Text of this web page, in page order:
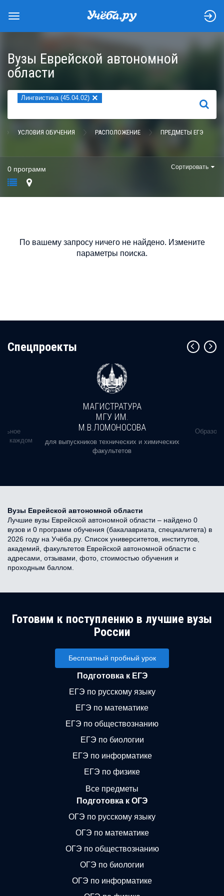
Вузы Еврейской автономной
области
Лингвистика (45.04.02) ×
НАЙТИ
УСЛОВИЯ ОБУЧЕНИЯ РАСПОЛОЖЕНИЕ ПРЕДМЕТЫ ЕГЭ
0 программ Сортировать
По вашему запросу ничего не найдено. Измените
параметры поиска.
Cпецпроекты
в каждом
МАГИСТРАТУРА
МГУ ИМ.
М.В.ЛОМОНОСОВА
для выпускников технических и химических
факультетов
Вузы Еврейской автономной области
Лучшие вузы Еврейской автономной области – найдено 0
вузов и 0 программ обучения (бакалавриата, специалитета) в
2026 году на Учёба.ру. Список университетов, институтов,
академий, факультетов Еврейской автономной области с
адресами, отзывами, фото, стоимостью обучения и
проходным баллом.
Готовим к поступлению в лучшие вузы
России
Бесплатный пробный урок
Подготовка к ЕГЭ
ЕГЭ по русскому языку
ЕГЭ по математике
ЕГЭ по обществознанию
ЕГЭ по биологии
ЕГЭ по информатике
ЕГЭ по физике
Все предметы
Подготовка к ОГЭ
ОГЭ по русскому языку
ОГЭ по математике
ОГЭ по обществознанию
ОГЭ по биологии
ОГЭ по информатике